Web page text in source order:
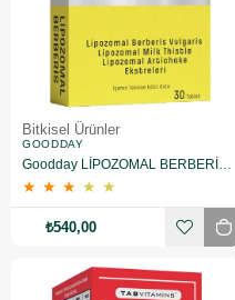
Bitkisel Ürünler
GOODDAY
Goodday LİPOZOMAL BERBERİS 30 TABLET
★ ★ ★ ★ ★
₺540,00